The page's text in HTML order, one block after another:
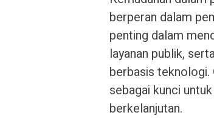
berperan dalam
penting dalam
layanan publik,
berbasis teknologi.
sebagai kunci
berkelanjutan.